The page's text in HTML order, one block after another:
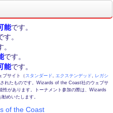
能です。
す。
です。
能です。
ブサイト（スタンダード,エクステンデッド, レガシ
れたものです。Wizards of the Coast社のウェブサ
性があります。トーナメント参加の際は、Wizards
めいたします。
of the Coast